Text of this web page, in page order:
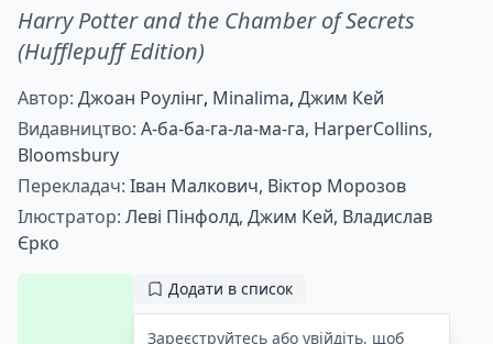
Harry Potter and the Chamber of Secrets
(Hufflepuff Edition)
Автор: Джоан Роулінг, Minalima, Джим Кей
Видавництво: А-ба-ба-га-ла-ма-га, HarperCollins,
Bloomsbury
Перекладач: Іван Малкович, Віктор Морозов
Ілюстратор: Леві Пінфолд, Джим Кей, Владислав
Єрко
Додати в список
Зареєструйтесь або увійдіть, щоб